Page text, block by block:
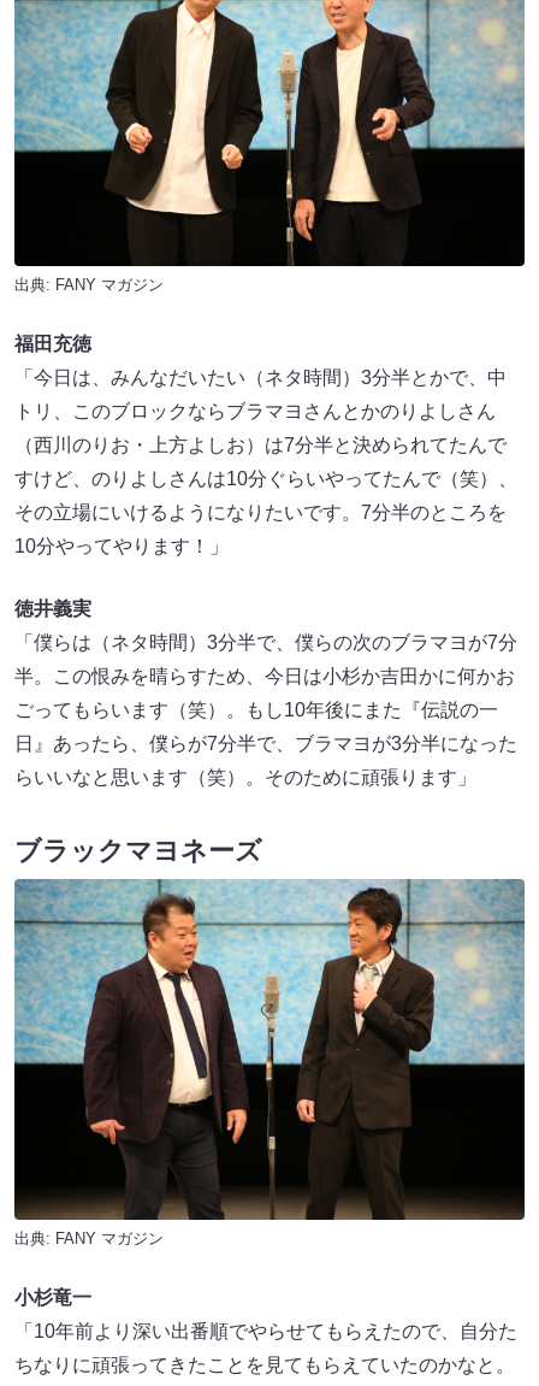
出典: FANY マガジン
福田充徳
「今日は、みんなだいたい（ネタ時間）3分半とかで、中
トリ、このブロックならブラマヨさんとかのりよしさん
（西川のりお・上方よしお）は7分半と決められてたんで
すけど、のりよしさんは10分ぐらいやってたんで（笑）、
その立場にいけるようになりたいです。7分半のところを
10分やってやります！」
徳井義実
「僕らは（ネタ時間）3分半で、僕らの次のブラマヨが7分
半。この恨みを晴らすため、今日は小杉か吉田かに何かお
ごってもらいます（笑）。もし10年後にまた『伝説の一
日』あったら、僕らが7分半で、ブラマヨが3分半になった
らいいなと思います（笑）。そのために頑張ります」
ブラックマヨネーズ
出典: FANY マガジン
小杉竜一
「10年前より深い出番順でやらせてもらえたので、自分た
ちなりに頑張ってきたことを見てもらえていたのかなと。